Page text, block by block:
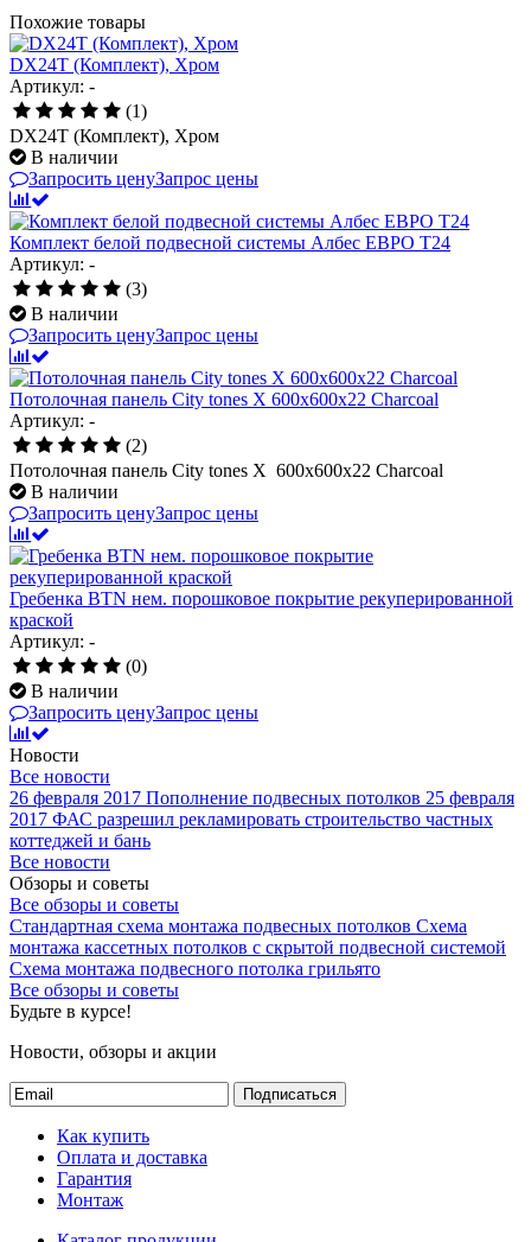
Похожие товары
DX24T (Комплект), Хром
Артикул: -
(1)
DX24T (Комплект), Хром
В наличии
Запросить ценуЗапрос цены
Комплект белой подвесной системы Албес ЕВРО Т24
Артикул: -
(3)
В наличии
Запросить ценуЗапрос цены
Потолочная панель City tones X 600x600x22 Charcoal
Артикул: -
(2)
Потолочная панель City tones X 600x600x22 Charcoal
В наличии
Запросить ценуЗапрос цены
Гребенка BTN нем. порошковое покрытие рекуперированной
краской
Артикул: -
(0)
В наличии
Запросить ценуЗапрос цены
Новости
Все новости
26 февраля 2017 Пополнение подвесных потолков 25 февраля
2017 ФАС разрешил рекламировать строительство частных
коттеджей и бань
Все новости
Обзоры и советы
Все обзоры и советы
Стандартная схема монтажа подвесных потолков Схема
монтажа кассетных потолков с скрытой подвесной системой
Схема монтажа подвесного потолка грильято
Все обзоры и советы
Будьте в курсе!
Новости, обзоры и акции
Подписаться
Как купить
Оплата и доставка
Гарантия
Монтаж